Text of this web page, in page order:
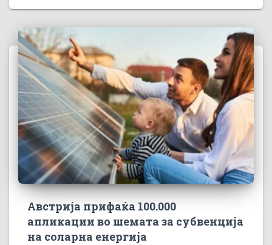
Австрија прифаќа 100.000
апликации во шемата за субвенција
на соларна енергија